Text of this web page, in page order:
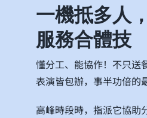
一機抵多人
服務合體技
懂分工、能協作！不只送
表演皆包辦，事半功倍的
高峰時段時，指派它協助